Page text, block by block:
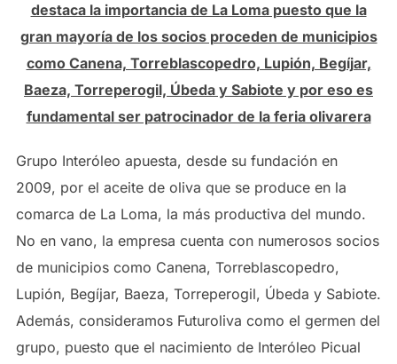
destaca la importancia de La Loma puesto que la
gran mayoría de los socios proceden de municipios
como Canena, Torreblascopedro, Lupión, Begíjar,
Baeza, Torreperogil, Úbeda y Sabiote y por eso es
fundamental ser patrocinador de la feria olivarera
Grupo Interóleo apuesta, desde su fundación en
2009, por el aceite de oliva que se produce en la
comarca de La Loma, la más productiva del mundo.
No en vano, la empresa cuenta con numerosos socios
de municipios como Canena, Torreblascopedro,
Lupión, Begíjar, Baeza, Torreperogil, Úbeda y Sabiote.
Además, consideramos Futuroliva como el germen del
grupo, puesto que el nacimiento de Interóleo Picual